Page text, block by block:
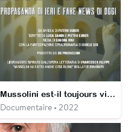
Mussolini est-il toujours vivant ? Propagande d’hier et fake news d’aujourd’hui
Documentaire • 2022